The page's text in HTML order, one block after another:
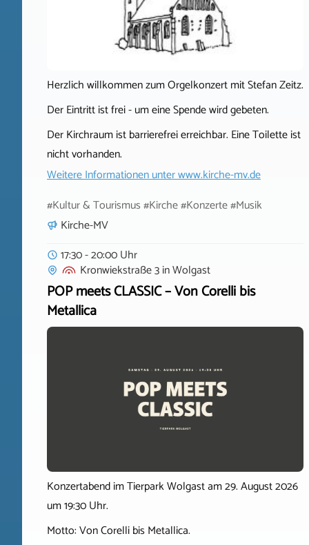
Herzlich willkommen zum Orgelkonzert mit Stefan Zeitz.
Der Eintritt ist frei - um eine Spende wird gebeten.
Der Kirchraum ist barrierefrei erreichbar. Eine Toilette ist
nicht vorhanden.
Weitere Informationen unterwww.kirche-mv.de
#Kultur & Tourismus #Kirche #Konzerte #Musik
Kirche-MV
17:30 - 20:00 Uhr
Kronwiekstraße 3inWolgast
POP meets CLASSIC – Von Corelli bis
Metallica
Konzertabend im Tierpark Wolgast am 29. August 2026
um 19:30 Uhr.
Motto: Von Corelli bis Metallica.